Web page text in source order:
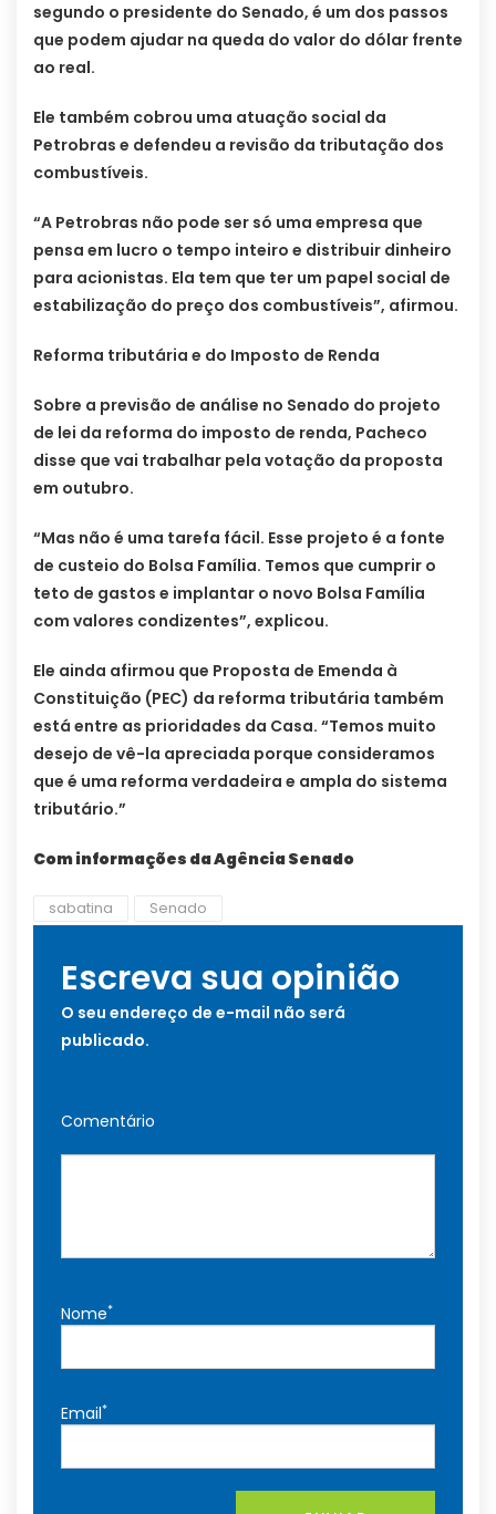
segundo o presidente do Senado, é um dos passos
que podem ajudar na queda do valor do dólar frente
ao real.
Ele também cobrou uma atuação social da
Petrobras e defendeu a revisão da tributação dos
combustíveis.
“A Petrobras não pode ser só uma empresa que
pensa em lucro o tempo inteiro e distribuir dinheiro
para acionistas. Ela tem que ter um papel social de
estabilização do preço dos combustíveis”, afirmou.
Reforma tributária e do Imposto de Renda
Sobre a previsão de análise no Senado do projeto
de lei da reforma do imposto de renda, Pacheco
disse que vai trabalhar pela votação da proposta
em outubro.
“Mas não é uma tarefa fácil. Esse projeto é a fonte
de custeio do Bolsa Família. Temos que cumprir o
teto de gastos e implantar o novo Bolsa Família
com valores condizentes”, explicou.
Ele ainda afirmou que Proposta de Emenda à
Constituição (PEC) da reforma tributária também
está entre as prioridades da Casa. “Temos muito
desejo de vê-la apreciada porque consideramos
que é uma reforma verdadeira e ampla do sistema
tributário.”
Com informações da Agência Senado
sabatina Senado
Escreva sua opinião
O seu endereço de e-mail não será
publicado.
Comentário
Nome*
Email*